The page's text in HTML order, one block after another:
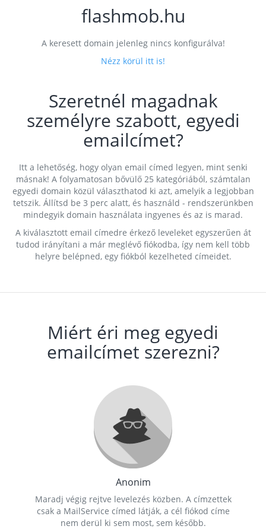
flashmob.hu
A keresett domain jelenleg nincs konfigurálva!
Nézz körül itt is!
Szeretnél magadnak
személyre szabott, egyedi
emailcímet?
Itt a lehetőség, hogy olyan email címed legyen, mint senki
másnak! A folyamatosan bővülő 25 kategóriából, számtalan
egyedi domain közül választhatod ki azt, amelyik a legjobban
tetszik. Állítsd be 3 perc alatt, és használd - rendszerünkben
mindegyik domain használata ingyenes és az is marad.
A kiválasztott email címedre érkező leveleket egyszerűen át
tudod irányítani a már meglévő fiókodba, így nem kell több
helyre belépned, egy fiókból kezelheted címeidet.
Miért éri meg egyedi
emailcímet szerezni?
Anonim
Maradj végig rejtve levelezés közben. A címzettek
csak a MailService címed látják, a cél fiókod címe
nem derül ki sem most, sem később.